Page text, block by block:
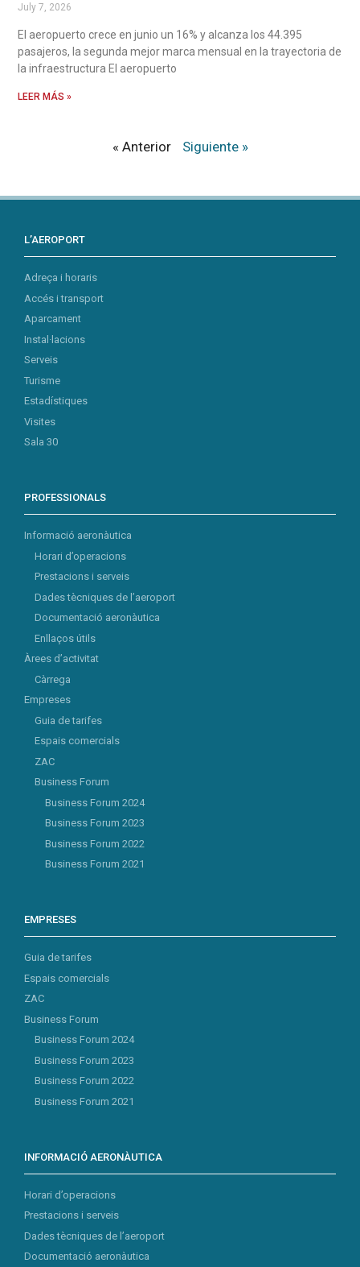
July 7, 2026
El aeropuerto crece en junio un 16% y alcanza los 44.395
pasajeros, la segunda mejor marca mensual en la trayectoria de
la infraestructura El aeropuerto
LEER MÁS »
« Anterior Siguiente »
L’AEROPORT
Adreça i horaris
Accés i transport
Aparcament
Instal·lacions
Serveis
Turisme
Estadístiques
Visites
Sala 30
PROFESSIONALS
Informació aeronàutica
Horari d’operacions
Prestacions i serveis
Dades tècniques de l’aeroport
Documentació aeronàutica
Enllaços útils
Àrees d’activitat
Càrrega
Empreses
Guia de tarifes
Espais comercials
ZAC
Business Forum
Business Forum 2024
Business Forum 2023
Business Forum 2022
Business Forum 2021
EMPRESES
Guia de tarifes
Espais comercials
ZAC
Business Forum
Business Forum 2024
Business Forum 2023
Business Forum 2022
Business Forum 2021
INFORMACIÓ AERONÀUTICA
Horari d’operacions
Prestacions i serveis
Dades tècniques de l’aeroport
Documentació aeronàutica